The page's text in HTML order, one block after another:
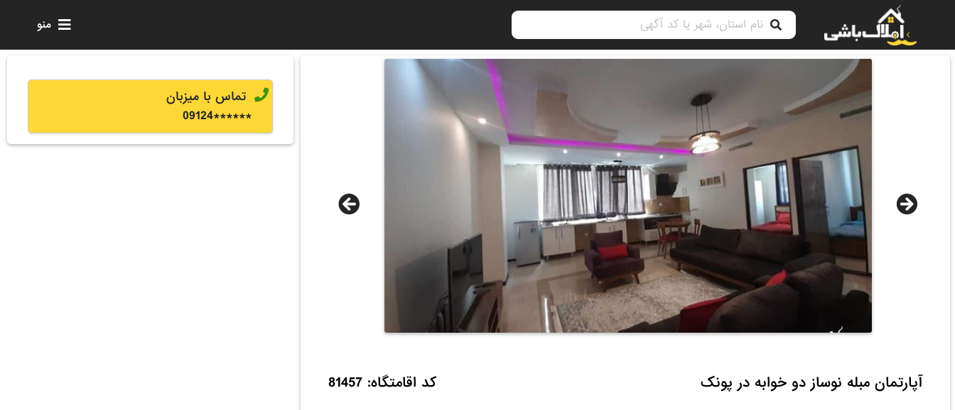
منو
آپارتمان مبله نوساز دو خوابه در پونک کد اقامتگاه: 81457
تماس با میزبان
******
09124